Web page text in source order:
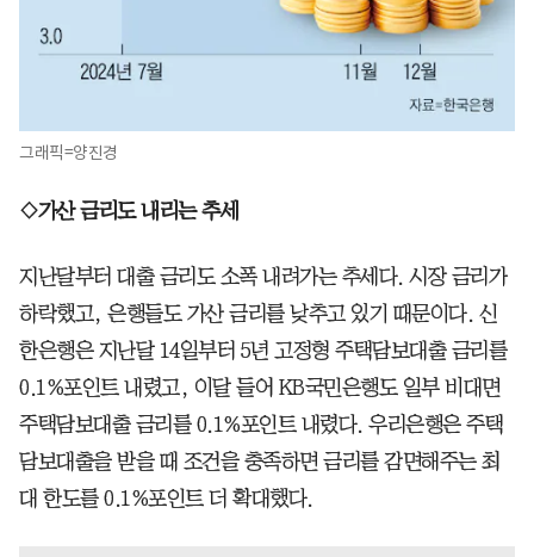
그래픽=양진경
◇가산 금리도 내리는 추세
지난달부터 대출 금리도 소폭 내려가는 추세다. 시장 금리가
하락했고, 은행들도 가산 금리를 낮추고 있기 때문이다. 신
한은행은 지난달 14일부터 5년 고정형 주택담보대출 금리를
0.1%포인트 내렸고, 이달 들어 KB국민은행도 일부 비대면
주택담보대출 금리를 0.1%포인트 내렸다. 우리은행은 주택
담보대출을 받을 때 조건을 충족하면 금리를 감면해주는 최
대 한도를 0.1%포인트 더 확대했다.